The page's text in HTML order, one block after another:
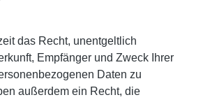
das Recht, unentgeltlich
Empfänger und Zweck Ihrer
Daten zu
außerdem ein Recht, die